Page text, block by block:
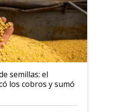
semillas: el
los cobros y sumó